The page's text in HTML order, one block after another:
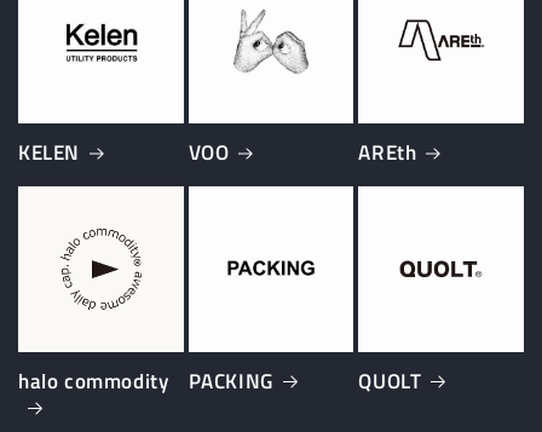
KELEN VOO AREth
halo commodity PACKING QUOLT